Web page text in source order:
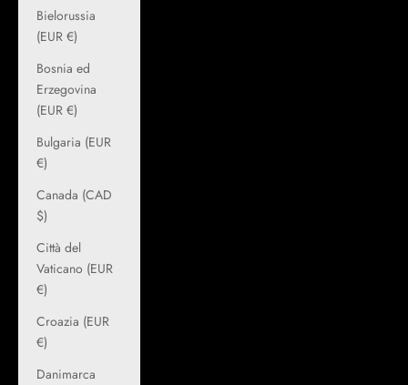
Bielorussia
(EUR €)
Bosnia ed
Erzegovina
(EUR €)
Bulgaria (EUR
€)
Canada (CAD
$)
Città del
Vaticano (EUR
€)
Croazia (EUR
€)
Danimarca